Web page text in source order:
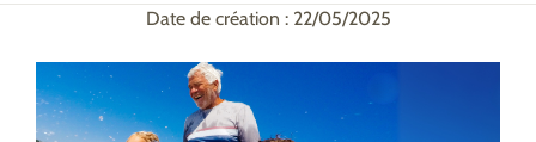
Date de création : 22/05/2025